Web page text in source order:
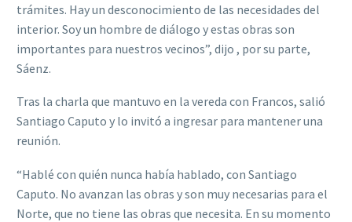
trámites. Hay un desconocimiento de las necesidades del
interior. Soy un hombre de diálogo y estas obras son
importantes para nuestros vecinos”, dijo , por su parte,
Sáenz.
Tras la charla que mantuvo en la vereda con Francos, salió
Santiago Caputo y lo invitó a ingresar para mantener una
reunión.
“Hablé con quién nunca había hablado, con Santiago
Caputo. No avanzan las obras y son muy necesarias para el
Norte, que no tiene las obras que necesita. En su momento